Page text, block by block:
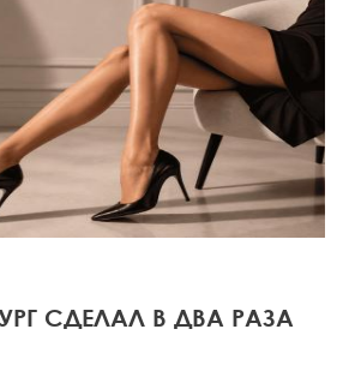
СДЕЛАЛ В ДВА РАЗА